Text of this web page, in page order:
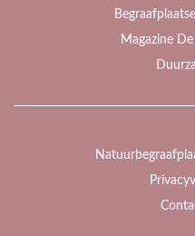
Magazine